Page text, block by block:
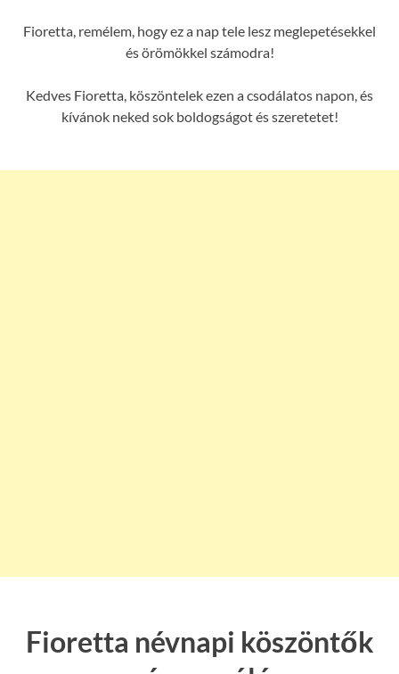
Fioretta, remélem, hogy ez a nap tele lesz meglepetésekkel
és örömökkel számodra!
Kedves Fioretta, köszöntelek ezen a csodálatos napon, és
kívánok neked sok boldogságot és szeretetet!
Fioretta névnapi köszöntők